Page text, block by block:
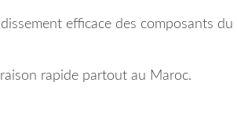
efficace des composants
rapide partout au Maroc.